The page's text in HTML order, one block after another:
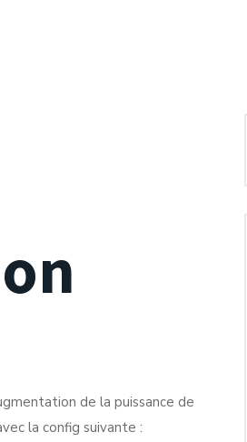
de la puissance de
la config suivante :